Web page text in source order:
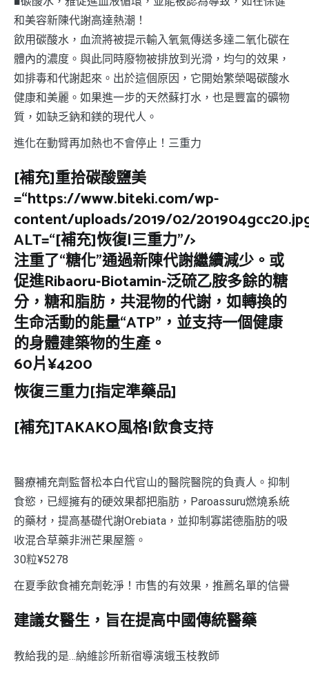
和美容新陳代謝高達熱潮！
飲用碳酸水，血流將被提示輸入氧氣傳送多達二氧化碳在
體內的濃度。與此同時廢物被排放到光滑，均勻的效果，
如排毒和代謝起來。出於這個原因，它開始繁榮喝碳酸水
健康和美麗。如果進一步的天然蘇打水，也是豐富的礦物
質，如缺乏鈉和鎂的現代人。
進化在動臂再加熱也不會停止！三重力
[補充]重拾碳酸鹽美
=“https://www.biteki.com/wp-
content/uploads/2019/02/
ALT=“[補充]恢復|三重力”/>
注重了“糖化”通過新陳代謝繼續減少。或
促進Ribaoru-Biotamin-泛硫乙胺多餘的糖
分，糖和脂肪，共混物的代謝，如轉換的
生命活動的能量“ATP”，並支持一個健康
的身體建築物的生產。
60片¥4200
恢復三重力[指定準藥品]
[補充]TAKAKO風格|飲食支持
醫療補充劑監督松本白代官山的醫院醫院的負責人。抑制
食慾，已經擁有的硬效果都把脂肪，Paroassuru燃燒系統
的藥材，提高基礎代謝Orebiata，並抑制寡諾德脂肪的吸
收混合草藥非洲芒果屋簷。
30粒¥5278
在夏季飲食補充劑乾淨！市售的有效果，推薦名單的信譽
建議女醫生，旨在提高中國傳統醫藥
教給我的是…納維診所新宿導演蛾玉枝教師